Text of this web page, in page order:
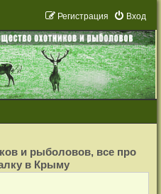
Вход
Регистрация
и рыболовов, все про
в Крыму